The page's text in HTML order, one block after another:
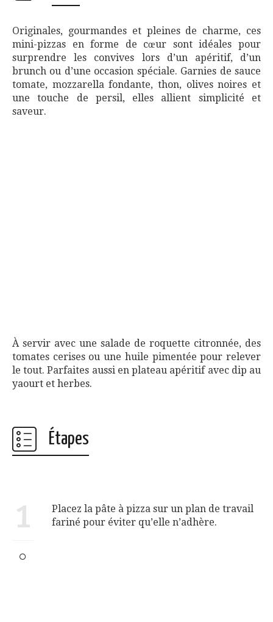
Originales, gourmandes et pleines de charme, ces
mini-pizzas en forme de cœur sont idéales pour
surprendre les convives lors d’un apéritif, d’un
brunch ou d’une occasion spéciale. Garnies de sauce
tomate, mozzarella fondante, thon, olives noires et
une touche de persil, elles allient simplicité et
saveur.
À servir avec une salade de roquette citronnée, des
tomates cerises ou une huile pimentée pour relever
le tout. Parfaites aussi en plateau apéritif avec dip au
yaourt et herbes.
Étapes
1
Placez la pâte à pizza sur un plan de travail
fariné pour éviter qu’elle n’adhère.